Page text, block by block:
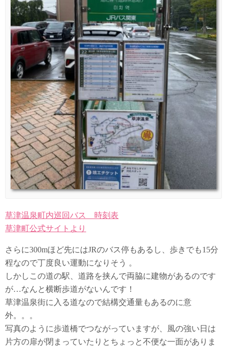
草津温泉町内巡回バス 時刻表
草津町公式サイトより
さらに300mほど先にはJRのバス停もあるし、歩きでも15分
程なので丁度良い運動になりそう 。
しかしこの道の駅、道路を挟んで両脇に建物があるのです
が…なんと横断歩道がないんです！
草津温泉街に入る道なので結構交通量もあるのに意
外。。。
写真のように歩道橋でつながっていますが、風の強い日は
片方の扉が閉まっていたりとちょっと不便な一面がありま